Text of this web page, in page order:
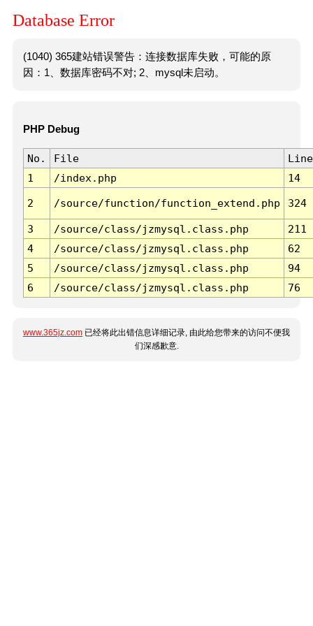
Database Error
(1040) 365建站错误警告：连接数据库失败，可能的原
因：1、数据库密码不对; 2、mysql未启动。
PHP Debug
No. File
Line
1
/index.php 14
2 /source/function/function_extend.php 324
3 /source/class/jzmysql.class.php
211
4
/source/class/jzmysql.class.php
62
5
/source/class/jzmysql.class.php
94
6
/source/class/jzmysql.class.php 76
www.365jz.com 已经将此出错信息详细记录, 由此给您带来的访问不便我
们深感歉意.